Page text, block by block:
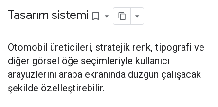
Tasarım sistemi bookmark_border
Otomobil üreticileri, stratejik renk, tipografi ve
diğer görsel öğe seçimleriyle kullanıcı
arayüzlerini araba ekranında düzgün çalışacak
şekilde özelleştirebilir.